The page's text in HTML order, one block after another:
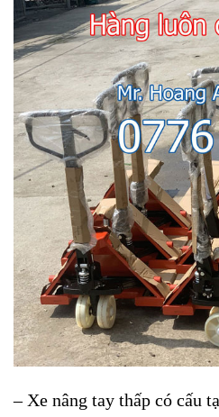
– Xe nâng tay thấp có cấu